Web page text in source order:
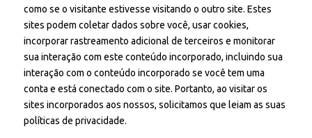
como se o visitante estivesse visitando o outro site. Estes
sites podem coletar dados sobre você, usar cookies,
incorporar rastreamento adicional de terceiros e monitorar
sua interação com este conteúdo incorporado, incluindo sua
interação com o conteúdo incorporado se você tem uma
conta e está conectado com o site. Portanto, ao visitar os
sites incorporados aos nossos, solicitamos que leiam as suas
políticas de privacidade.